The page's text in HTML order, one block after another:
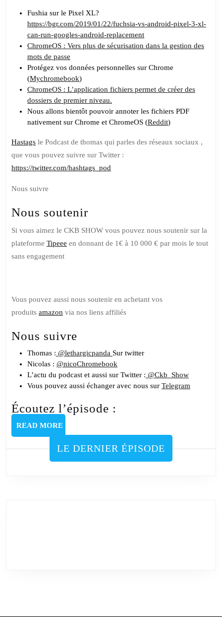
Fushia sur le Pixel XL?
https://bgr.com/2019/01/22/fuchsia-vs-android-pixel-3-xl-
can-run-googles-android-replacement
ChromeOS : Vers plus de sécurisation dans la gestion des
mots de passe
Protégez vos données personnelles sur Chrome
(Mychromebook)
ChromeOS : L’application fichiers permet de créer des
dossiers de premier niveau.
Nous allons bientôt pouvoir annoter les fichiers PDF
nativement sur Chrome et ChromeOS (Reddit)
Hastags le Podcast de thomas qui parles des réseaux sociaux ,
que vous pouvez suivre sur Twitter :
https://twitter.com/hashtags_pod
Nous suivre
Nous soutenir
Si vous aimez le CKB SHOW vous pouvez nous soutenir sur la
plateforme Tipeee en donnant de 1€ à 10 000 € par mois le tout
sans engagement
Vous pouvez aussi nous soutenir en achetant vos
produits amazon via nos liens affiliés
Nous suivre
Thomas : @lethargicpanda Sur twitter
Nicolas : @nicoChromebook
L’actu du podcast et aussi sur Twitter : @Ckb_Show
Vous pouvez aussi échanger avec nous sur Telegram
Écoutez l’épisode :
READ MOREREAD
MORE
LE DERNIER ÉPISODE